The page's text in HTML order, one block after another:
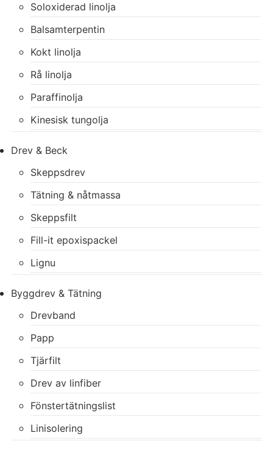
Soloxiderad linolja
Balsamterpentin
Kokt linolja
Rå linolja
Paraffinolja
Kinesisk tungolja
Drev & Beck
Skeppsdrev
Tätning & nåtmassa
Skeppsfilt
Fill-it epoxispackel
Lignu
Byggdrev & Tätning
Drevband
Papp
Tjärfilt
Drev av linfiber
Fönstertätningslist
Linisolering